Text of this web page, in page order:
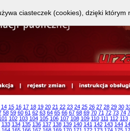
14 15 16 17 18 19 20 21 22 23 24 25 26 27 28 29 30
58 59 60 61 62 63 64 65 66 67 68 69 70 71 72 73 74
102 103 104 105 106 107 108 109 110 111 112 113
133 134 135 136 137 138 139 140 141 142 143 144
ciasteczek (cookies), dzięki którym